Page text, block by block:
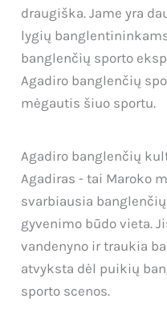
draugiška. Jame yra
lygių
banglenčių sporto
Agadiro banglenčių
mėgautis šiuo sportu.
Agadiro banglenčių
Agadiras - tai Maroko
svarbiausia
gyvenimo būdo vieta.
vandenyno ir traukia
atvyksta dėl puikių
sporto scenos.